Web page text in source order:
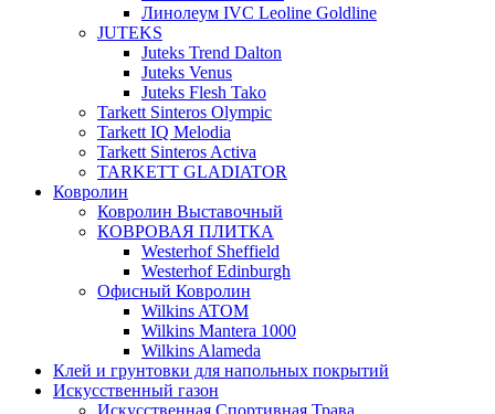
Линолеум IVC Leoline Goldline
JUTEKS
Juteks Trend Dalton
Juteks Venus
Juteks Flesh Tako
Tarkett Sinteros Olympic
Tarkett IQ Melodia
Tarkett Sinteros Activa
TARKETT GLADIATOR
Ковролин
Ковролин Выставочный
КОВРОВАЯ ПЛИТКА
Westerhof Sheffield
Westerhof Edinburgh
Офисный Ковролин
Wilkins ATOM
Wilkins Mantera 1000
Wilkins Alameda
Клей и грунтовки для напольных покрытий
Искусственный газон
Искусственная Спортивная Трава